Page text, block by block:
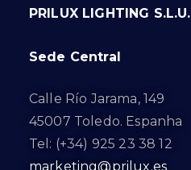
PRILUX LIGHTING S.L.U.
Sede Central
Calle Río Jarama, 149
45007 Toledo. Espanha
Tel: (+34) 925 23 38 12
marketing@prilux.es